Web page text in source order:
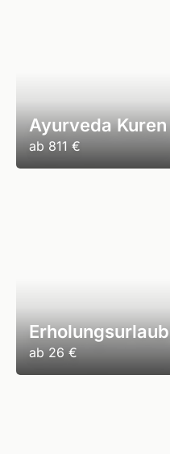
Ayurveda Kuren
ab 811 €
Erholungsurlaub
ab 26 €